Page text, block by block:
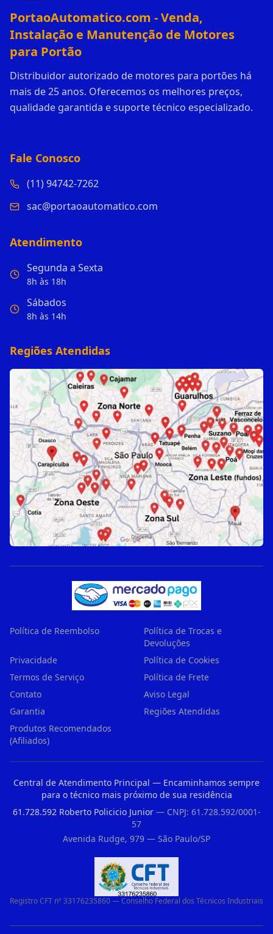
PortaoAutomatico.com - Venda,
Instalação e Manutenção de Motores
para Portão
Distribuidor autorizado de motores para portões há
mais de 25 anos. Oferecemos os melhores preços,
qualidade garantida e suporte técnico especializado.
Fale Conosco
(11) 94742-7262
sac@portaoautomatico.com
Atendimento
Segunda a Sexta
8h às 18h
Sábados
8h às 14h
Regiões Atendidas
Política de Reembolso
Política de Trocas e
Devoluções
Privacidade
Política de Cookies
Termos de Serviço
Política de Frete
Contato
Aviso Legal
Garantia
Regiões Atendidas
Produtos Recomendados
(Afiliados)
Central de Atendimento Principal — Encaminhamos sempre
para o técnico mais próximo de sua residência
61.728.592 Roberto Policicio Junior— CNPJ: 61.728.592/0001-
57
Avenida Rudge, 979 — São Paulo/SP
Registro CFT nº 33176235860 — Conselho Federal dos Técnicos Industriais